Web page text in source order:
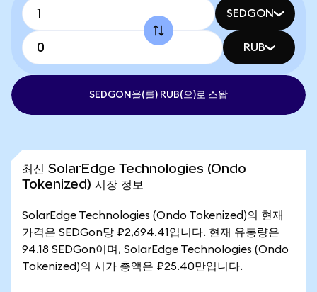
SEDGON
RUB
SEDGON을(를) RUB(으)로 스왑
최신 SolarEdge Technologies (Ondo
Tokenized) 시장 정보
SolarEdge Technologies (Ondo Tokenized)의 현재
가격은 SEDGon당 ₽2,694.41입니다. 현재 유통량은
94.18 SEDGon이며, SolarEdge Technologies (Ondo
Tokenized)의 시가 총액은 ₽25.40만입니다.